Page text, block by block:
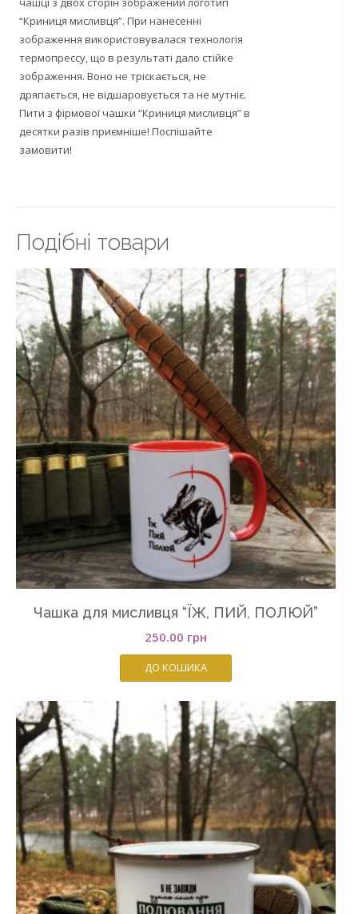
“Криниця мисливця”. При нанесенні
зображення використовувалася технологія
термопрессу, що в результаті дало стійке
зображення. Воно не тріскається, не
дряпається, не відшаровується та не мутніє.
Пити з фірмової чашки “Криниця мисливця” в
десятки разів приємніше! Поспішайте
замовити!
Подiбнi товари
Чашка для мисливця “ЇЖ, ПИЙ, ПОЛЮЙ”
250.00 грн
ДО КОШИКА